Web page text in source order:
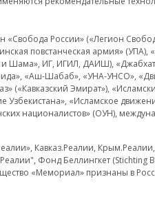
России» («Легион
повстанческая армия»
и Шама», ИГ, ИГИЛ, ДАИШ),
«Аш-Шабаб», «УНА-УНСО»,
(«Кавказский Эмират»),
Узбекистана», «Исламское
националистов» (ОУН),
Кавказ.Реалии,
Фонд Беллингкет
«Мемориал» признаны в